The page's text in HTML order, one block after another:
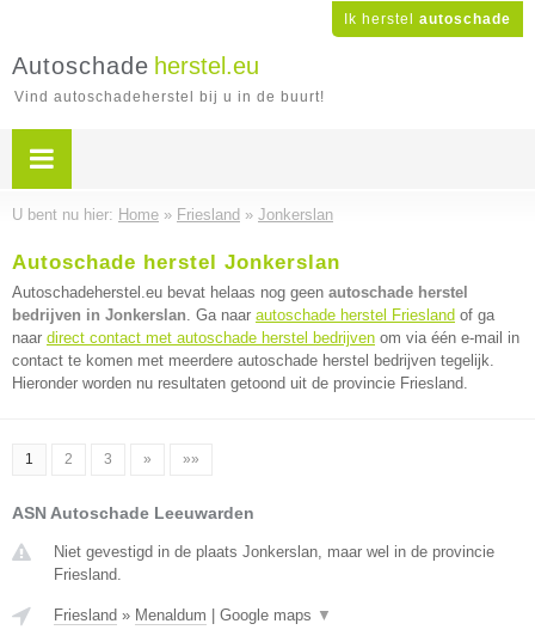
Ik herstel autoschade
Autoschade herstel.eu
Vind autoschadeherstel bij u in de buurt!
U bent nu hier: Home » Friesland » Jonkerslan
Autoschade herstel Jonkerslan
Autoschadeherstel.eu bevat helaas nog geen autoschade herstel
bedrijven in Jonkerslan. Ga naar autoschade herstel Friesland of ga
naar direct contact met autoschade herstel bedrijven om via één e-mail in
contact te komen met meerdere autoschade herstel bedrijven tegelijk.
Hieronder worden nu resultaten getoond uit de provincie Friesland.
1 2 3 » »»
ASN Autoschade Leeuwarden
Niet gevestigd in de plaats Jonkerslan, maar wel in de provincie
Friesland.
Friesland » Menaldum Google maps ▼